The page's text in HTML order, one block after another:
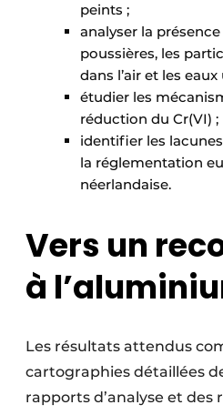
peints ;
analyser la
poussières, les
dans l’air et les eaux
étudier les
réduction du Cr(VI) ;
identifier les
la réglementation
néerlandaise.
Vers un
à
Les résultats attendus
cartographies détaillées
rapports d’analyse et